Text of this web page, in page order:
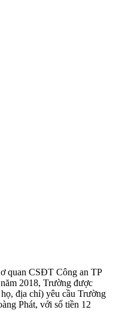
quan CSĐT Công an TP
2018, Trường được
địa chỉ) yêu cầu Trường
Phát, với số tiền 12